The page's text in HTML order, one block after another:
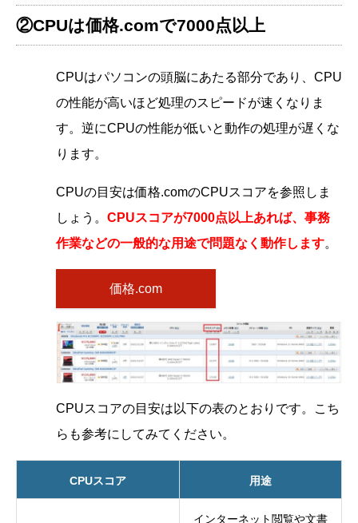
②CPUは価格.comで7000点以上
CPUはパソコンの頭脳にあたる部分であり、CPU
の性能が高いほど処理のスピードが速くなりま
す。逆にCPUの性能が低いと動作の処理が遅くな
ります。
CPUの目安は価格.comのCPUスコアを参照しま
しょう。 CPUスコアが7000点以上あれば、事務
作業などの一般的な用途で問題なく動作します。
価格.com
CPUスコアの目安は以下の表のとおりです。こち
らも参考にしてみてください。
CPUスコア 用途
インターネット閲覧や文書